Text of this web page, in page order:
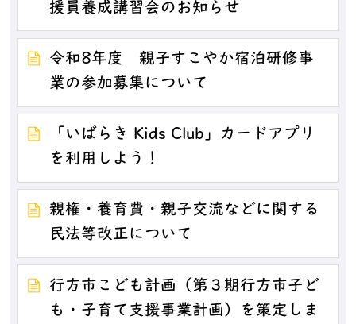
援員養成講習会のお知らせ
令和8年度 親子すこやか宿泊研修事
業の参加募集について
「いばらき Kids Club」カードアプリ
を利用しよう！
親権・養育費・親子交流などに関する
民法等改正について
行方市こども計画（第３期行方市子ど
も・子育て支援事業計画）を策定しま